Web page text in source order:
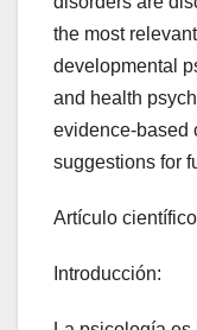
the most
developmental
and health
evidence-based
suggestions for
Artículo
Introducción: